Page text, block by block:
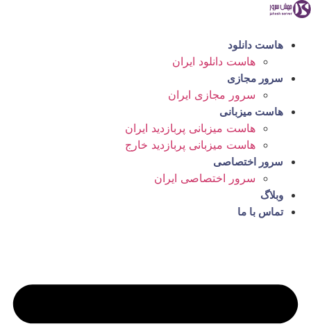
پرش
محتوا
هاست دانلود
هاست دانلود ایران
سرور مجازی
سرور مجازی ایران
هاست میزبانی
هاست میزبانی پربازدید ایران
هاست میزبانی پربازدید خارج
سرور اختصاصی
سرور اختصاصی ایران
وبلاگ
تماس با ما